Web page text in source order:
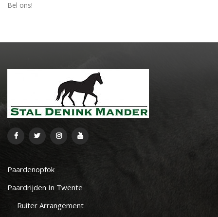
Bel ons!
Paardenopfok
Paardrijden In Twente
Ruiter Arrangement